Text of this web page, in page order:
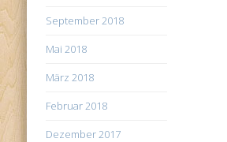
September 2018
Mai 2018
März 2018
Februar 2018
Dezember 2017